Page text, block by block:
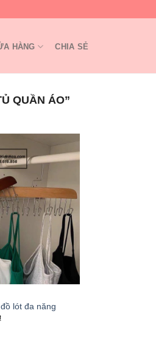
HÀNG CHIA SẺ
QUẦN ÁO”
lót đa năng